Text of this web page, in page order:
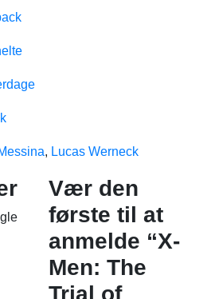
, Lucas Werneck
Vær den
første til at
anmelde “X-
Men: The
Trial of